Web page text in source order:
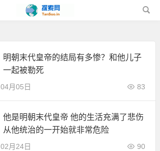
明朝末代皇帝的结局有多惨？和他儿子
一起被勒死
04月05日 83
他是明朝末代皇帝 他的生活充满了悲伤
从他统治的一开始就非常危险
02月24日 90